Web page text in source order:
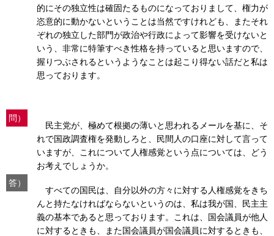
的にその独立性は確固たるものになっておりまして、権力が
恣意的に動かないということは当然ですけれども、またそれ
ぞれの独立した部門が政治や行政によって影響を受けないと
いう、非常に特筆すべき性格を持っていると思いますので、
握りつぶされるというようなことは起こり得ない話だと私は
思っております。
問）
民主党が、極めて根拠の薄いと思われるメールを基に、そ
れで国政調査権を発動しろと、民間人の口座に対して言って
いますが、これについて人権感覚という点については、どう
お考えでしょうか。
答）
すべての国民は、自分以外の方々に対する人権感覚をきち
んと持たなければならないというのは、私は我が国、民主主
義の基本であると思っております。これは、国会議員が他人
に対するときも、また国会議員が国会議員に対するときも、